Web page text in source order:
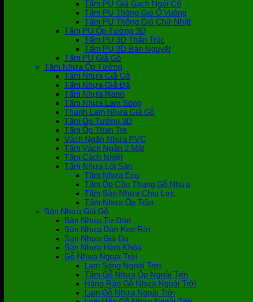
Tấm PU Giả Gạch Ngói Cổ
Tấm PU Thông Gió Ô Vuông
Tấm PU Thông Gió Chữ Nhật
Tấm PU Ốp Tường 3D
Tấm PU 3D Thân Trúc
Tấm PU 3D Bán Nguyệt
Tấm PU Giả Gỗ
Tấm Nhựa Ốp Tường
Tấm Nhựa Giả Gỗ
Tấm Nhựa Giả Đá
Tấm Nhựa Nano
Tấm Nhựa Lam Sóng
Thanh Lam Nhựa Giả Gỗ
Tấm Ốp Tường 3D
Tấm Ốp Than Tre
Vách Ngăn Nhựa PVC
Tấm Vách Ngăn 2 Mặt
Tấm Cách Nhiệt
Tấm Nhựa Lót Sàn
Tấm Nhựa Eco
Tấm Ốp Cầu Thang Gỗ Nhựa
Tấm Sàn Nhựa Chịu Lực
Tấm Nhựa Ốp Trần
Sàn Nhựa Giả Gỗ
Sàn Nhựa Tự Dán
Sàn Nhựa Dán Keo Rời
Sàn Nhựa Giả Đá
Sàn Nhựa Hèm Khóa
Gỗ Nhựa Ngoài Trời
Lam Sóng Ngoài Trời
Tấm Gỗ Nhựa Ốp Ngoài Trời
Hàng Rào Gỗ Nhựa Ngoài Trời
Lam Gỗ Nhựa Ngoài Trời